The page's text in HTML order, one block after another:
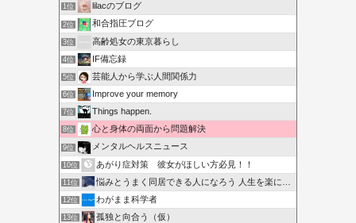
1位 lilacのブログ
2位 和合指圧ブログ
3位 高齢処女の東京暮らし
4位 IF備忘録
5位 芸能人から学ぶ人間関係力
6位 Improve your memory
7位 Things happen.
8位 心と身体の両面から問題解決
9位 メンタルヘルスニュース
10位 あがり症対策 彼女がほしい方必見！！
11位 悩みとうまく同居できる人になろう 人生を楽に生きる簡単な…
12位 わがまま科学者
13位 孤独と向合う（仮）